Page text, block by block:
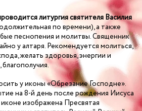
литургия святителя Василия
по времени), а также
песнопения и молитвы. Священник
у алтаря. Рекомендуется молиться,
желать здоровья, энергии и
у иконы «Обрезание Господне».
на 8-й день после рождения Иисуса
изображена Пресвятая